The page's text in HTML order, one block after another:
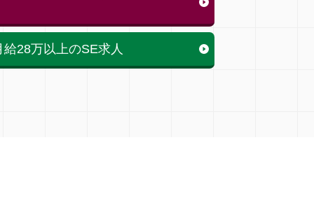
28万以上のSE求人